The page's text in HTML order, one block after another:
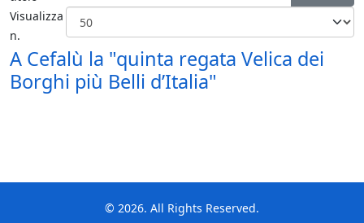
Visualizza
n.
A Cefalù la "quinta regata Velica dei
Borghi più Belli d’Italia"
© 2026. All Rights Reserved.